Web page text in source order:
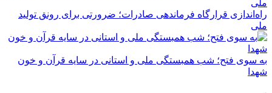
راه‌اندازی قرارگاه فرماندهی صادرات؛ ضرورتی برای رونق تولید
ملی
به سوی فتح؛ شب همبستگی ملی و استانی در سایه قرآن و خون
شهدا